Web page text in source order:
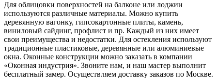
Для облицовки поверхностей на балконе или лоджии
используются различные материалы. Можно купить
деревянную вагонку, гипсокартонные плиты, камень,
виниловый сайдинг, профлист и пр. Каждый из них имеет
свои преимущества и недостатки. Для остекления используют
традиционные пластиковые, деревянные или алюминиевые
окна. Оконные конструкции можно заказать в компании
«Оконная индустрия». Звоните нам, и наш мастер выполнит
бесплатный замер. Осуществляем доставку заказов по Москве.